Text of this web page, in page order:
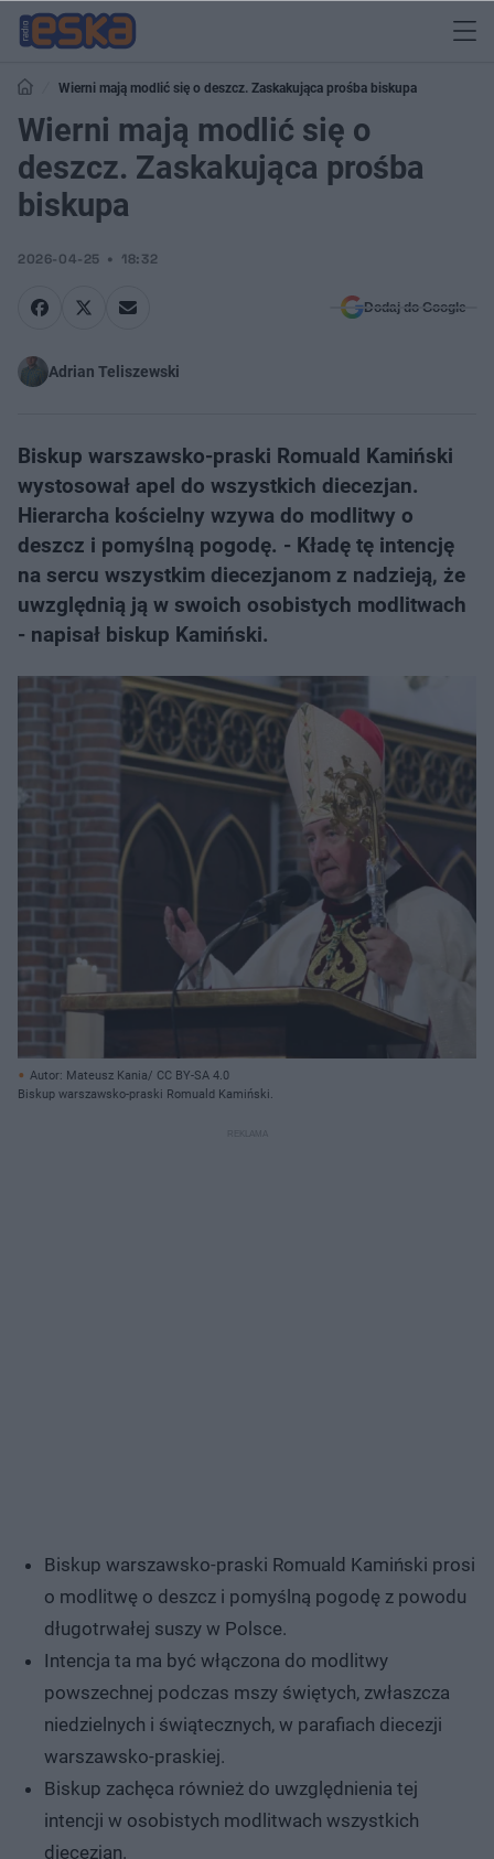
Wierni mają modlić się o deszcz. Zaskakująca prośba biskupa
Wierni mają modlić się o
deszcz. Zaskakująca prośba
biskupa
2026-04-25 18:32
Dodaj do Google
Adrian Teliszewski
Biskup warszawsko-praski Romuald Kamiński
wystosował apel do wszystkich diecezjan.
Hierarcha kościelny wzywa do modlitwy o
deszcz i pomyślną pogodę. - Kładę tę intencję
na sercu wszystkim diecezjanom z nadzieją, że
uwzględnią ją w swoich osobistych modlitwach
- napisał biskup Kamiński.
Autor: Mateusz Kania/ CC BY-SA 4.0
Biskup warszawsko-praski Romuald Kamiński.
Biskup warszawsko-praski Romuald Kamiński prosi
o modlitwę o deszcz i pomyślną pogodę z powodu
długotrwałej suszy w Polsce.
Intencja ta ma być włączona do modlitwy
powszechnej podczas mszy świętych, zwłaszcza
niedzielnych i świątecznych, w parafiach diecezji
warszawsko-praskiej.
Biskup zachęca również do uwzględnienia tej
intencji w osobistych modlitwach wszystkich
diecezjan.